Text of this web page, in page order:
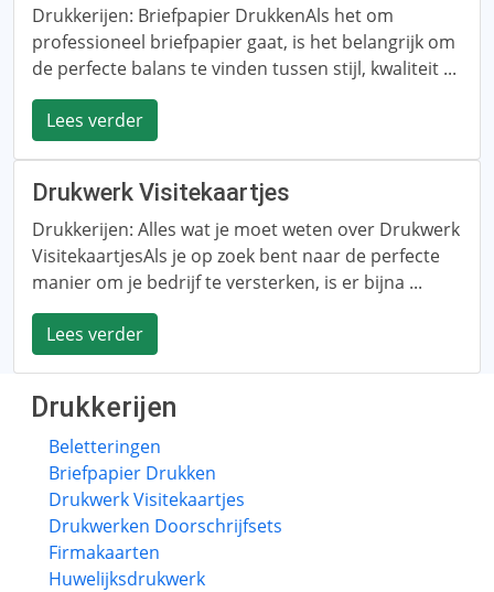
Drukkerijen: Briefpapier DrukkenAls het om
professioneel briefpapier gaat, is het belangrijk om
de perfecte balans te vinden tussen stijl, kwaliteit ...
Lees verder
Drukwerk Visitekaartjes
Drukkerijen: Alles wat je moet weten over Drukwerk
VisitekaartjesAls je op zoek bent naar de perfecte
manier om je bedrijf te versterken, is er bijna ...
Lees verder
Drukkerijen
Beletteringen
Briefpapier Drukken
Drukwerk Visitekaartjes
Drukwerken Doorschrijfsets
Firmakaarten
Huwelijksdrukwerk